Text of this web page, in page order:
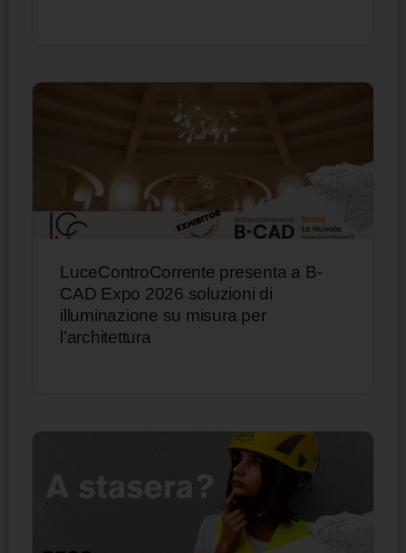
LuceControCorrente presenta a B-
CAD Expo 2026 soluzioni di
illuminazione su misura per
l’architettura